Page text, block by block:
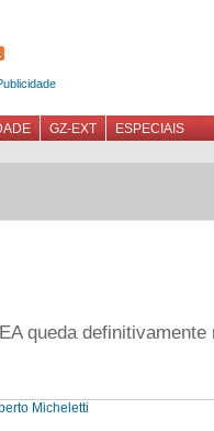
GZ-EXT
ESPECIAIS
queda
Micheletti